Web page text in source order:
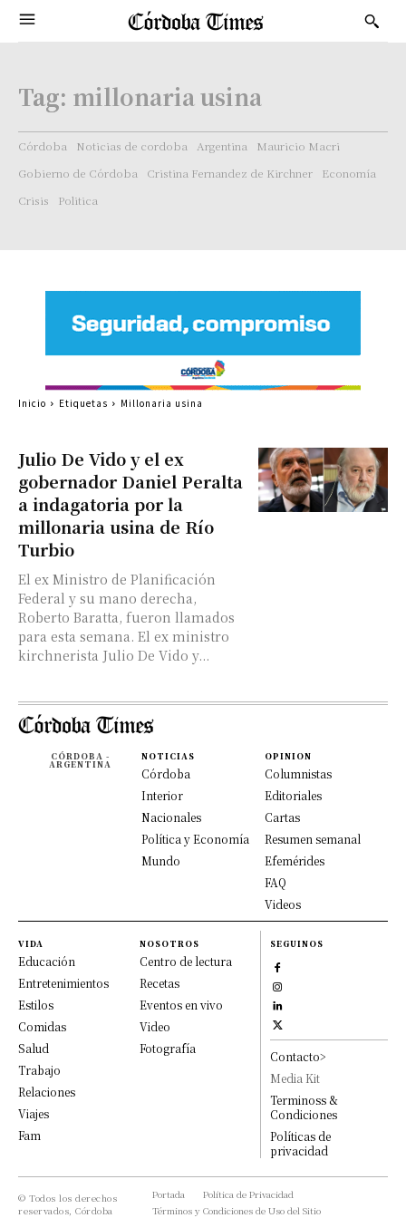
Tag: millonaria usina
Córdoba Noticias de cordoba Argentina
Mauricio Macri
Gobierno de Córdoba
Cristina Fernandez de Kirchner
Economía
Crisis
Politica
Julio De Vido y el ex
gobernador Daniel Peralta
a indagatoria por la
millonaria usina de Río
Turbio
El ex Ministro de Planificación
Federal y su mano derecha,
Roberto Baratta, fueron llamados
para esta semana. El ex ministro
kirchnerista Julio De Vido y...
Inicio Etiquetas Millonaria usina
CÓRDOBA -
ARGENTINA
NOTICIAS
Córdoba
Interior
Nacionales
Política y Economía
Mundo
OPINION
Columnistas
Editoriales
Cartas
Resumen semanal
Efemérides
FAQ
Videos
VIDA
Educación
Entretenimientos
Estilos
Comidas
Salud
Trabajo
Relaciones
Viajes
Fam
NOSOTROS
Centro de lectura
Recetas
Eventos en vivo
Video
Fotografía
SEGUINOS
Contacto>
Media Kit
Terminoss &
Condiciones
Políticas de
privacidad
© Todos los derechos
reservados, Córdoba
Portada
Política de Privacidad
Términos y Condiciones de Uso del Sitio